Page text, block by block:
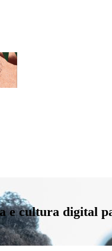
e cultura digital